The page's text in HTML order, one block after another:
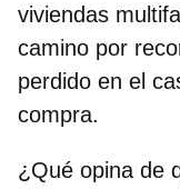
viviendas
camino por
perdido en el
compra.
¿Qué opina de